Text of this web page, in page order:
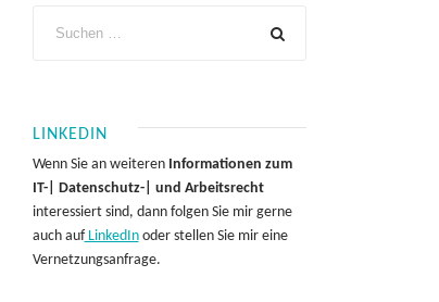
LINKEDIN
Wenn Sie an weiteren Informationen zum
IT-| Datenschutz-| und Arbeitsrecht
interessiert sind, dann folgen Sie mir gerne
auch aufLinkedInoder stellen Sie mir eine
Vernetzungsanfrage.